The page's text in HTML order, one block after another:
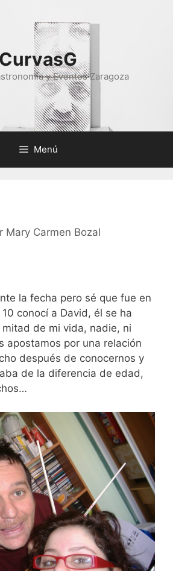
CurvasG
y Eventos Zaragoza
Menú
Mary Carmen Bozal
la fecha pero sé que fue en
conocí a David, él se ha
de mi vida, nadie, ni
apostamos por una relación
después de conocernos y
de la diferencia de edad,